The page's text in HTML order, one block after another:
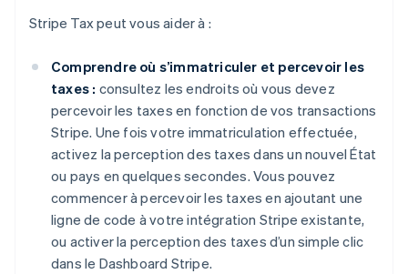
Stripe Tax peut vous aider à :
Comprendre où s’immatriculer et percevoir les
taxes : consultez les endroits où vous devez
percevoir les taxes en fonction de vos transactions
Stripe. Une fois votre immatriculation effectuée,
activez la perception des taxes dans un nouvel État
ou pays en quelques secondes. Vous pouvez
commencer à percevoir les taxes en ajoutant une
ligne de code à votre intégration Stripe existante,
ou activer la perception des taxes d’un simple clic
dans le Dashboard Stripe.